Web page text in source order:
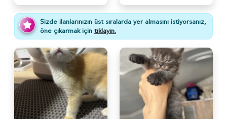
Sizde ilanlarınızın üst sıralarda yer almasını istiyorsanız,
öne çıkarmak için tıklayın.